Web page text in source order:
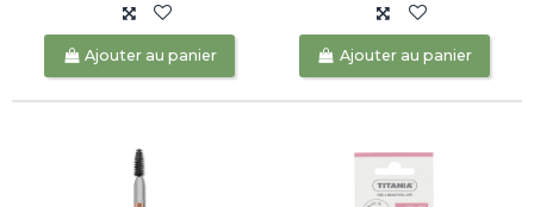
Ajouter au panier Ajouter au panier